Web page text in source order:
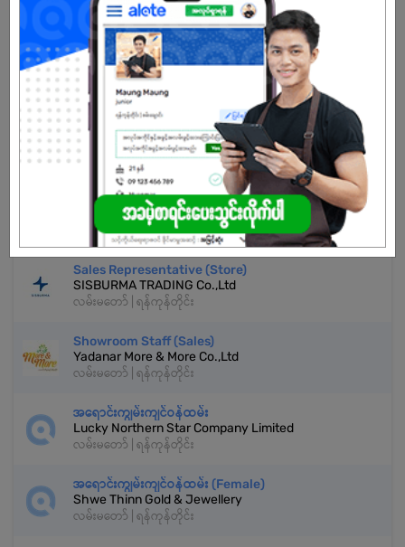
အလုပ်လျှောက်ရန် ဒီနေရာကို နှိပ်ပါ
အကောင့်မရှိသေးဘူးလား?
မှတ်ပုံတင်မယ်
နောက်ထပ်အလားတူအလုပ်များ
Sales Representative (Store)
SISBURMA TRADING Co.,Ltd
လမ်းမတော် | ရန်ကုန်တိုင်း
Showroom Staff (Sales)
Yadanar More & More Co.,Ltd
လမ်းမတော် | ရန်ကုန်တိုင်း
အရောင်းကျွမ်းကျင်ဝန်ထမ်း
Lucky Northern Star Company Limited
လမ်းမတော် | ရန်ကုန်တိုင်း
အရောင်းကျွမ်းကျင်ဝန်ထမ်း (Female)
Shwe Thinn Gold & Jewellery
လမ်းမတော် | ရန်ကုန်တိုင်း